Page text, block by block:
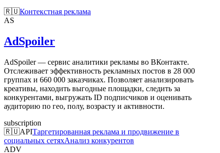
🇷🇺Контекстная реклама
AS
AdSpoiler
AdSpoiler — сервис аналитики рекламы во ВКонтакте.
Отслеживает эффективность рекламных постов в 28 000
группах и 660 000 заказчиках. Позволяет анализировать
креативы, находить выгодные площадки, следить за
конкурентами, выгружать ID подписчиков и оценивать
аудиторию по гео, полу, возрасту и активности.
subscription
🇷🇺APIТаргетированная реклама и продвижение в
социальных сетяхАнализ конкурентов
ADV